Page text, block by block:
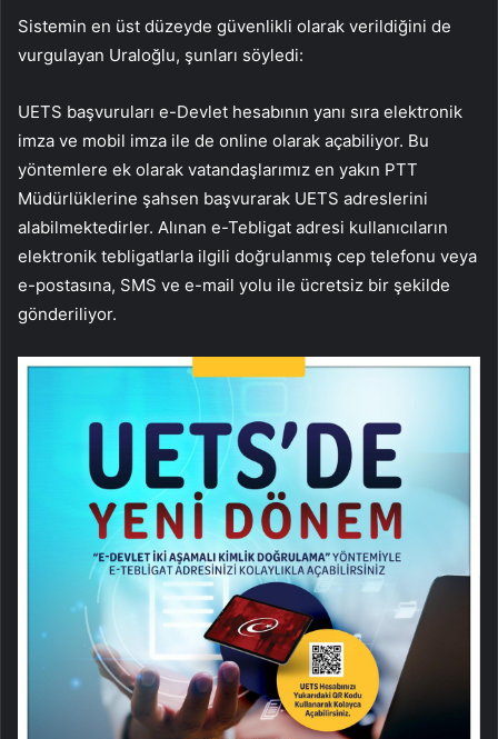
Sistemin en üst düzeyde güvenlikli olarak verildiğini de
vurgulayan Uraloğlu, şunları söyledi:
UETS başvuruları e-Devlet hesabının yanı sıra elektronik
imza ve mobil imza ile de online olarak açabiliyor. Bu
yöntemlere ek olarak vatandaşlarımız en yakın PTT
Müdürlüklerine şahsen başvurarak UETS adreslerini
alabilmektedirler. Alınan e-Tebligat adresi kullanıcıların
elektronik tebligatlarla ilgili doğrulanmış cep telefonu veya
e-postasına, SMS ve e-mail yolu ile ücretsiz bir şekilde
gönderiliyor.